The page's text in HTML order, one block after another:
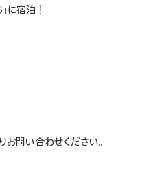
に宿泊！
問い合わせください。